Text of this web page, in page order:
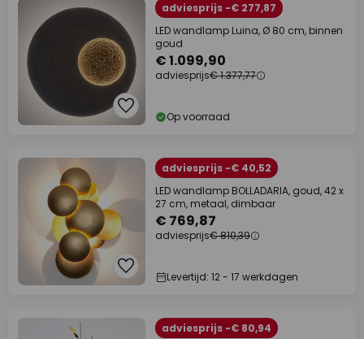
adviesprijs -€ 277,87
LED wandlamp Luina, Ø 80 cm, binnen
goud
€ 1.099,90
adviesprijs€ 1.377,77
Op voorraad
adviesprijs -€ 40,52
LED wandlamp BOLLADARIA, goud, 42 x
27 cm, metaal, dimbaar
€ 769,87
adviesprijs€ 810,39
Levertijd: 12 - 17 werkdagen
adviesprijs -€ 80,94